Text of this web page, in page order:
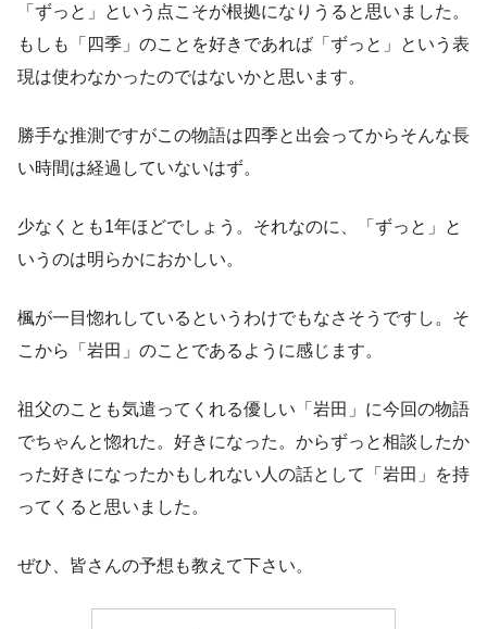
「ずっと」という点こそが根拠になりうると思いました。
もしも「四季」のことを好きであれば「ずっと」という表
現は使わなかったのではないかと思います。
勝手な推測ですがこの物語は四季と出会ってからそんな長
い時間は経過していないはず。
少なくとも1年ほどでしょう。それなのに、「ずっと」と
いうのは明らかにおかしい。
楓が一目惚れしているというわけでもなさそうですし。そ
こから「岩田」のことであるように感じます。
祖父のことも気遣ってくれる優しい「岩田」に今回の物語
でちゃんと惚れた。好きになった。からずっと相談したか
った好きになったかもしれない人の話として「岩田」を持
ってくると思いました。
ぜひ、皆さんの予想も教えて下さい。